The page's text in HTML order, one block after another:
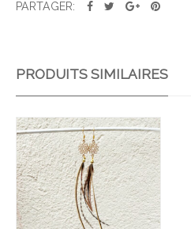
PARTAGER:
PRODUITS SIMILAIRES
Ajo
uter
à la
wis
hlist